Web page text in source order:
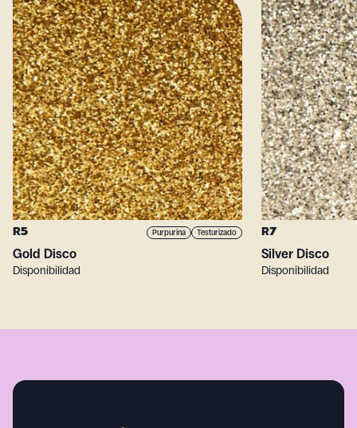
R5 Purpurina Testurizado
Gold Disco
Disponibilidad
R7
Silver Disco
Disponibilidad